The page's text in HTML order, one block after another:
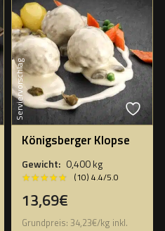
Serviervorschlag
Königsberger Klopse
Gewicht: 0,400 kg
★★★★★
★★★★★ (10) 4.4/5.0
13,69€
Grundpreis: 34,23€/kg inkl.